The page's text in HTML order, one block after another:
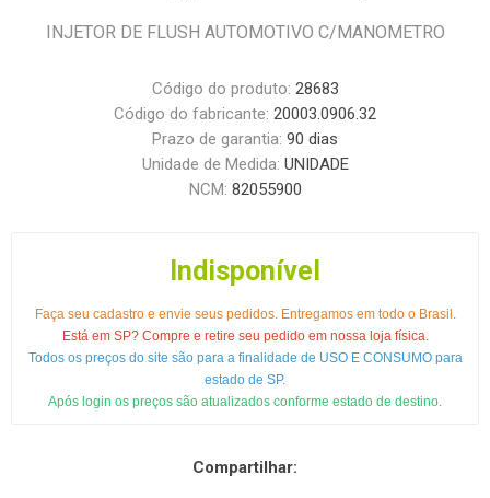
INJETOR DE FLUSH AUTOMOTIVO C/MANOMETRO
Código do produto: 28683
Código do fabricante: 20003.0906.32
Prazo de garantia: 90 dias
Unidade de Medida: UNIDADE
NCM: 82055900
Indisponível
Faça seu cadastro e envie seus pedidos. Entregamos em todo o Brasil.
Está em SP? Compre e retire seu pedido em nossa loja física.
Todos os preços do site são para a finalidade de USO E CONSUMO para
estado de SP.
Após login os preços são atualizados conforme estado de destino.
Compartilhar: